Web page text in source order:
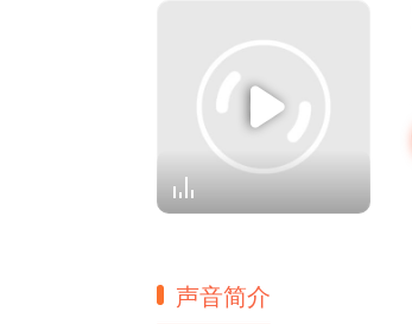
声音简介